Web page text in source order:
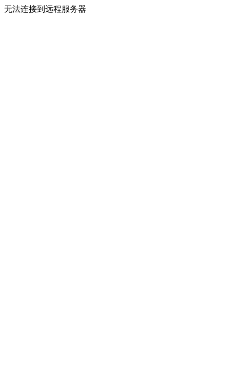
无法连接到远程服务器